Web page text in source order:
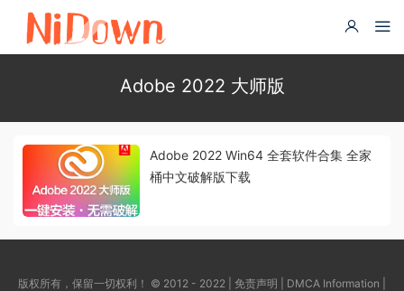
Adobe 2022 大师版
Adobe 2022 Win64 全套软件合集 全家
桶中文破解版下载
版权所有，保留一切权利！ © 2012 - 2022 | 免责声明 DMCA Information